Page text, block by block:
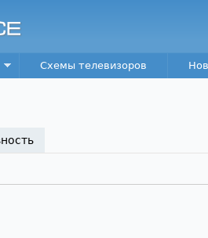
Схемы телевизоров
вкладка)